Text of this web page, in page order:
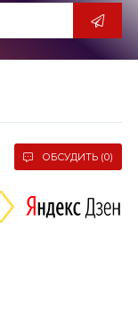
ОБСУДИТЬ (0)